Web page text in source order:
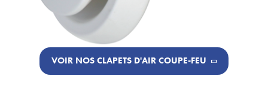
VOIR NOS CLAPETS D'AIR COUPE-FEU